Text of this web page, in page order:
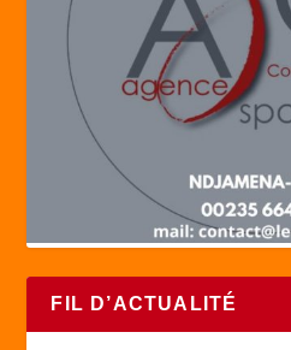
FIL D’ACTUALITÉ